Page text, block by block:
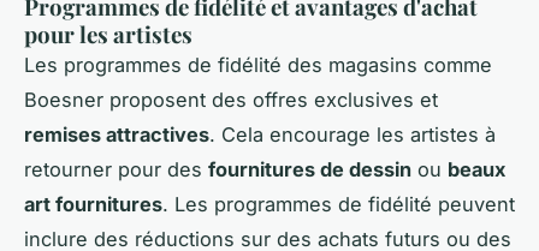
Programmes de fidélité et avantages d'achat
pour les artistes
Les programmes de fidélité des magasins comme
Boesner proposent des offres exclusives et
remises attractives. Cela encourage les artistes à
retourner pour des fournitures de dessin ou beaux
art fournitures. Les programmes de fidélité peuvent
inclure des réductions sur des achats futurs ou des